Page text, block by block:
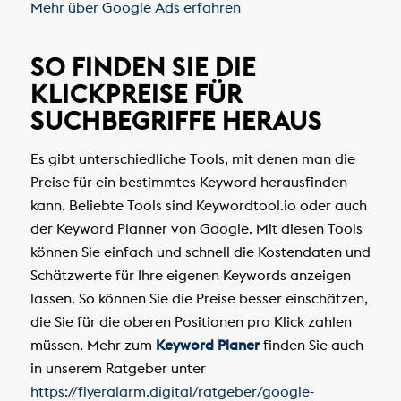
Mehr über Google Ads erfahren
SO FINDEN SIE DIE
KLICKPREISE FÜR
SUCHBEGRIFFE HERAUS
Es gibt unterschiedliche Tools, mit denen man die
Preise für ein bestimmtes Keyword herausfinden
kann. Beliebte Tools sind Keywordtool.io oder auch
der Keyword Planner von Google. Mit diesen Tools
können Sie einfach und schnell die Kostendaten und
Schätzwerte für Ihre eigenen Keywords anzeigen
lassen. So können Sie die Preise besser einschätzen,
die Sie für die oberen Positionen pro Klick zahlen
müssen. Mehr zum Keyword Planerfinden Sie auch
in unserem Ratgeber unter
https://flyeralarm.digital/ratgeber/google-